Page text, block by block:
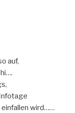
auf,
einfallen wird……